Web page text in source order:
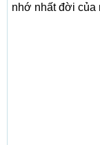
nhớ nhất đời của